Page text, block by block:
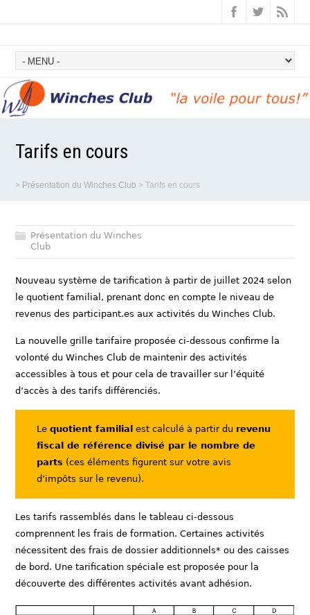
Tarifs en cours
> Présentation du Winches Club >Tarifs en cours
Présentation du Winches
Club
Nouveau système de tarification à partir de juillet 2024 selon
le quotient familial, prenant donc en compte le niveau de
revenus des participant.es aux activités du Winches Club.
La nouvelle grille tarifaire proposée ci-dessous confirme la
volonté du Winches Club de maintenir des activités
accessibles à tous et pour cela de travailler sur l’équité
d’accès à des tarifs différenciés.
Lequotient familial est calculé à partir du revenu
fiscal de référence divisé par le nombre de
parts (ces éléments figurent sur votre avis
d’impôts sur le revenu).
Les tarifs rassemblés dans le tableau ci-dessous
comprennent les frais de formation. Certaines activités
nécessitent des frais de dossier additionnels* ou des caisses
de bord. Une tarification spéciale est proposée pour la
découverte des différentes activités avant adhésion.